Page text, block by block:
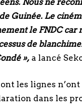
Nous ne
Guinée. Le
le FNDC car
de
», a lancé
les lignes
dans les